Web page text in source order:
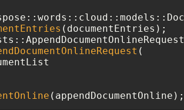
(documentEntries);
(